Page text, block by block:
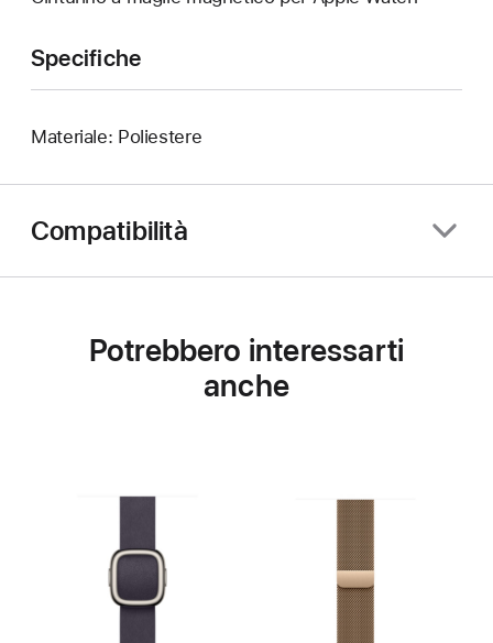
Specifiche
Materiale: Poliestere
Compatibilità
Potrebbero interessarti
anche